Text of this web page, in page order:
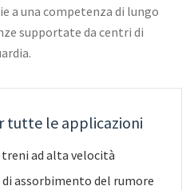
a una competenza di lungo
supportate da centri di
tutte le applicazioni
ad alta velocità
assorbimento del rumore